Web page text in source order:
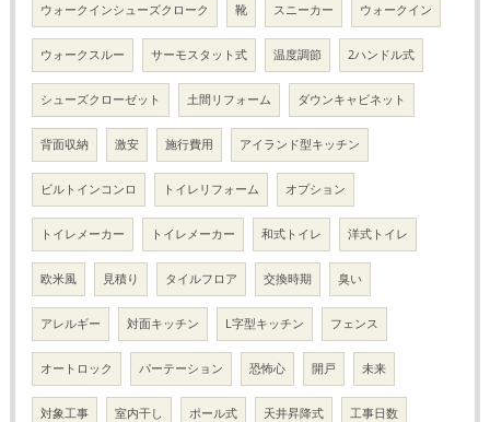
ウォークインシューズクローク 靴 スニーカー ウォークイン
ウォークスルー サーモスタット式 温度調節 2ハンドル式
シューズクローゼット 土間リフォーム ダウンキャビネット
背面収納 激安 施行費用 アイランド型キッチン
ビルトインコンロ トイレリフォーム オプション
トイレメーカー トイレメーカー 和式トイレ 洋式トイレ
欧米風 見積り タイルフロア 交換時期 臭い
アレルギー 対面キッチン L字型キッチン フェンス
オートロック パーテーション 恐怖心 開戸 未来
対象工事 室内干し ポール式 天井昇降式 工事日数